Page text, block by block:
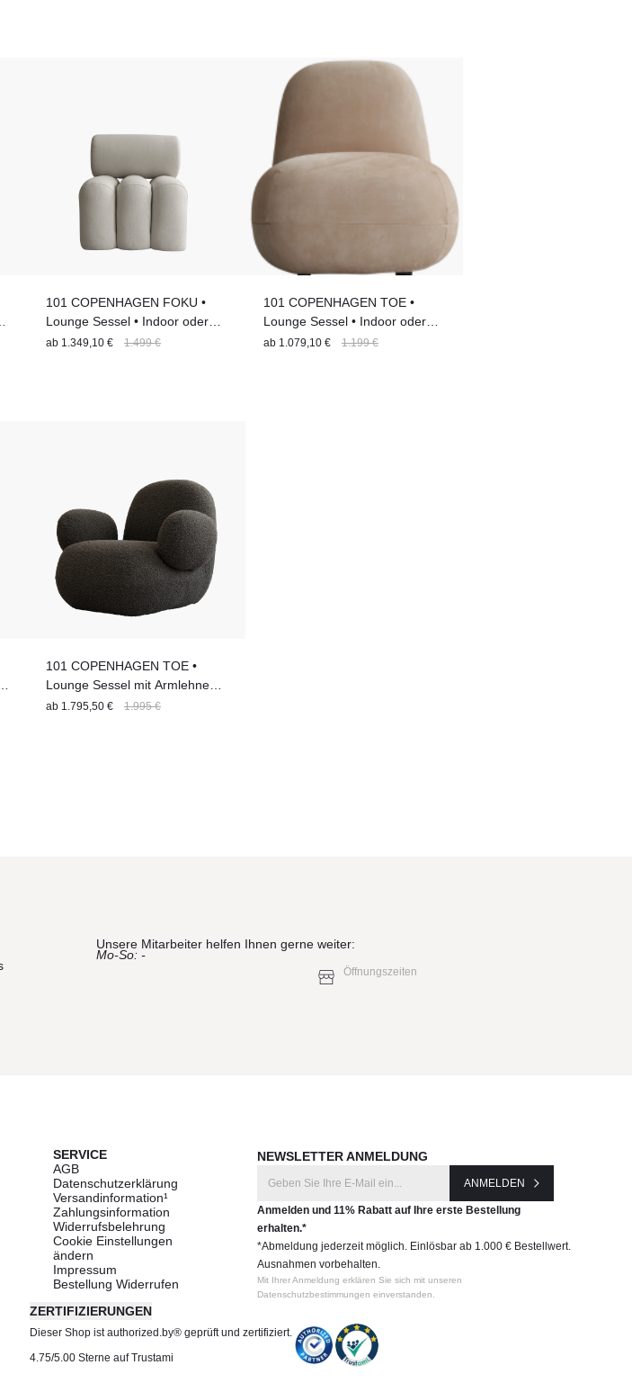
101 COPENHAGEN FOKU •
Lounge Sessel • Indoor oder
Outdoor • 5 verschiedene
ab 1.349,10 € 1.499 €
101 COPENHAGEN TOE •
Lounge Sessel • Indoor oder
Outdoor • 4 verschiedene
ab 1.079,10 € 1.199 €
101 COPENHAGEN TOE •
Lounge Sessel mit Armlehnen •
3 verschiedene Bezüge
ab 1.795,50 € 1.995 €
Unsere Mitarbeiter helfen Ihnen gerne weiter:
Mo-So: -
Öffnungszeiten
SERVICE
AGB
Datenschutzerklärung
Versandinformation¹
Zahlungsinformation
Widerrufsbelehrung
Cookie Einstellungen
ändern
Impressum
Bestellung Widerrufen
NEWSLETTER ANMELDUNG
ANMELDEN
Anmelden und 11% Rabatt auf Ihre erste Bestellung
erhalten.*
*Abmeldung jederzeit möglich. Einlösbar ab 1.000 € Bestellwert.
Ausnahmen vorbehalten.
Mit Ihrer Anmeldung erklären Sie sich mit unseren
Datenschutzbestimmungen einverstanden.
ZERTIFIZIERUNGEN
Dieser Shop ist authorized.by® geprüft und zertifiziert.
4.75/5.00 Sterne auf Trustami